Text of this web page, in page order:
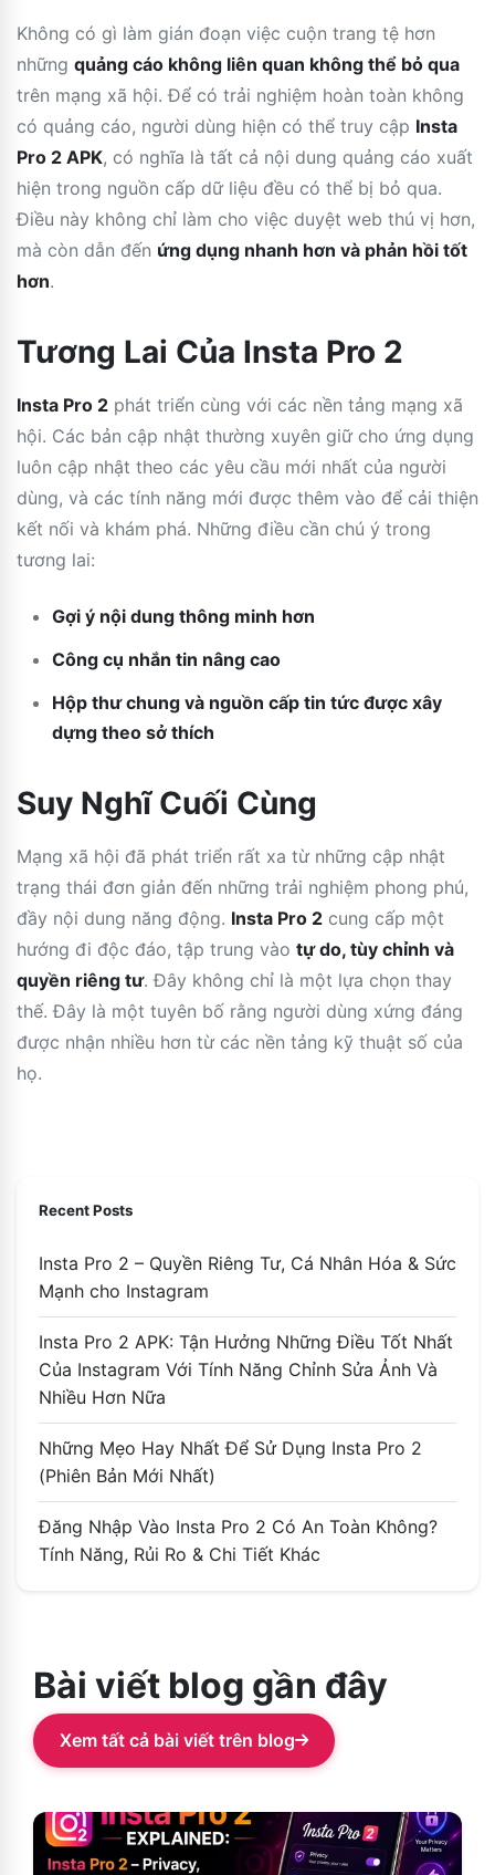
Không có gì làm gián đoạn việc cuộn trang tệ hơn
những quảng cáo không liên quan không thể bỏ qua
trên mạng xã hội. Để có trải nghiệm hoàn toàn không
có quảng cáo, người dùng hiện có thể truy cập Insta
Pro 2 APK, có nghĩa là tất cả nội dung quảng cáo xuất
hiện trong nguồn cấp dữ liệu đều có thể bị bỏ qua.
Điều này không chỉ làm cho việc duyệt web thú vị hơn,
mà còn dẫn đến ứng dụng nhanh hơn và phản hồi tốt
hơn.
Tương Lai Của Insta Pro 2
Insta Pro 2 phát triển cùng với các nền tảng mạng xã
hội. Các bản cập nhật thường xuyên giữ cho ứng dụng
luôn cập nhật theo các yêu cầu mới nhất của người
dùng, và các tính năng mới được thêm vào để cải thiện
kết nối và khám phá. Những điều cần chú ý trong
tương lai:
Gợi ý nội dung thông minh hơn
Công cụ nhắn tin nâng cao
Hộp thư chung và nguồn cấp tin tức được xây
dựng theo sở thích
Suy Nghĩ Cuối Cùng
Mạng xã hội đã phát triển rất xa từ những cập nhật
trạng thái đơn giản đến những trải nghiệm phong phú,
đầy nội dung năng động. Insta Pro 2 cung cấp một
hướng đi độc đáo, tập trung vào tự do, tùy chỉnh và
quyền riêng tư. Đây không chỉ là một lựa chọn thay
thế. Đây là một tuyên bố rằng người dùng xứng đáng
được nhận nhiều hơn từ các nền tảng kỹ thuật số của
họ.
Recent Posts
Insta Pro 2 – Quyền Riêng Tư, Cá Nhân Hóa & Sức
Mạnh cho Instagram
Insta Pro 2 APK: Tận Hưởng Những Điều Tốt Nhất
Của Instagram Với Tính Năng Chỉnh Sửa Ảnh Và
Nhiều Hơn Nữa
Những Mẹo Hay Nhất Để Sử Dụng Insta Pro 2
(Phiên Bản Mới Nhất)
Đăng Nhập Vào Insta Pro 2 Có An Toàn Không?
Tính Năng, Rủi Ro & Chi Tiết Khác
Bài viết blog gần đây
Xem tất cả bài viết trên blog